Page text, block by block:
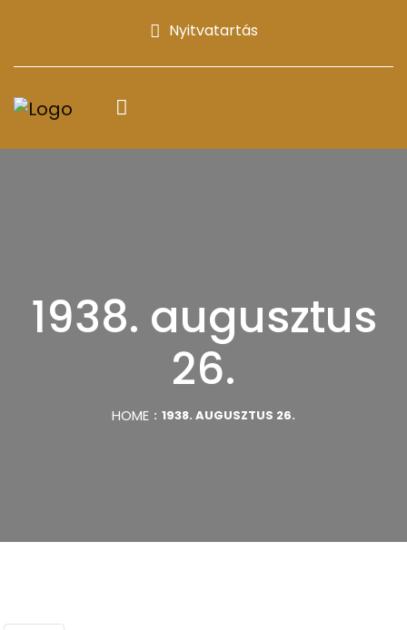
Nyitvatartás
1938. augusztus
26.
HOME 1938. AUGUSZTUS 26.